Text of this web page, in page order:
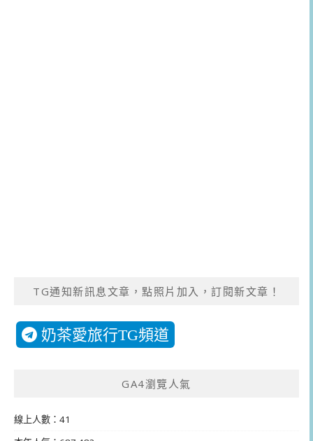
TG通知新訊息文章，點照片加入，訂閱新文章！
奶茶愛旅行TG頻道
GA4瀏覽人氣
線上人數：41